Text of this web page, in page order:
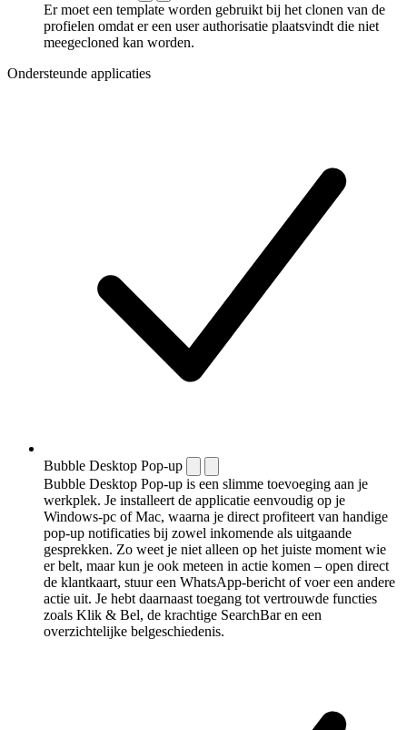
Er moet een template worden gebruikt bij het clonen van de
profielen omdat er een user authorisatie plaatsvindt die niet
meegecloned kan worden.
Ondersteunde applicaties
Bubble Desktop Pop-up
Bubble Desktop Pop-up is een slimme toevoeging aan je
werkplek. Je installeert de applicatie eenvoudig op je
Windows-pc of Mac, waarna je direct profiteert van handige
pop-up notificaties bij zowel inkomende als uitgaande
gesprekken. Zo weet je niet alleen op het juiste moment wie
er belt, maar kun je ook meteen in actie komen – open direct
de klantkaart, stuur een WhatsApp-bericht of voer een andere
actie uit. Je hebt daarnaast toegang tot vertrouwde functies
zoals Klik & Bel, de krachtige SearchBar en een
overzichtelijke belgeschiedenis.